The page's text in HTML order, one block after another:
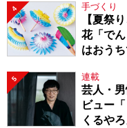
4 手づくり
【夏祭
花「で
はおう
5 連載
芸人・
ビュー
くるや